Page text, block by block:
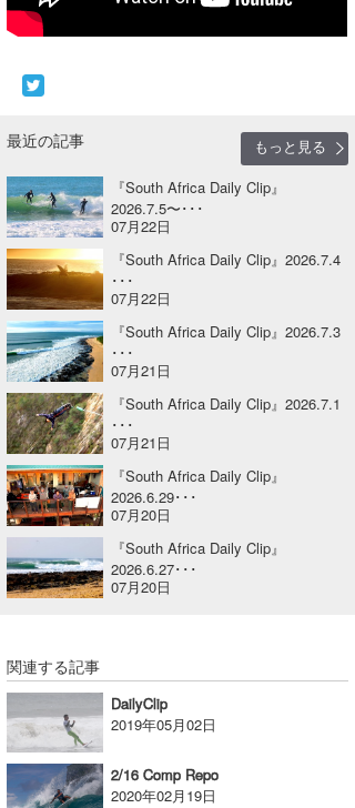
最近の記事
もっと見る
『South Africa Daily Clip』
2026.7.5〜･･･
07月22日
『South Africa Daily Clip』2026.7.4
･･･
07月22日
『South Africa Daily Clip』2026.7.3
･･･
07月21日
『South Africa Daily Clip』2026.7.1
･･･
07月21日
『South Africa Daily Clip』
2026.6.29･･･
07月20日
『South Africa Daily Clip』
2026.6.27･･･
07月20日
関連する記事
DailyClip
2019年05月02日
2/16 Comp Repo
2020年02月19日
Core Surf Japan
Yasunari Inoue
Yoshiyuki Obata
arukasvision
DELTA FORCE SURF
CBA Films
熊谷素子
Colors MAGAZINE
WAVAL
福島寿実子
中浦“JET”章
嵯峨明日香
進士剛光
田原啓江
植村未来
NOBUFUKU
大野”MAR”修聖
喜納海人
波伝説スタッフ
☆加藤
+☆maki☆+
Aichan
chan-U
ECE
G◎Da
H
KID
KOBU
mitz
OYZ
S.K
波伝説